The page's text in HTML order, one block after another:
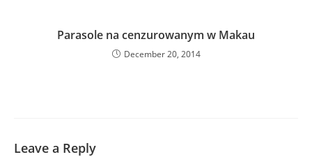
Parasole na cenzurowanym w Makau
December 20, 2014
Leave a Reply